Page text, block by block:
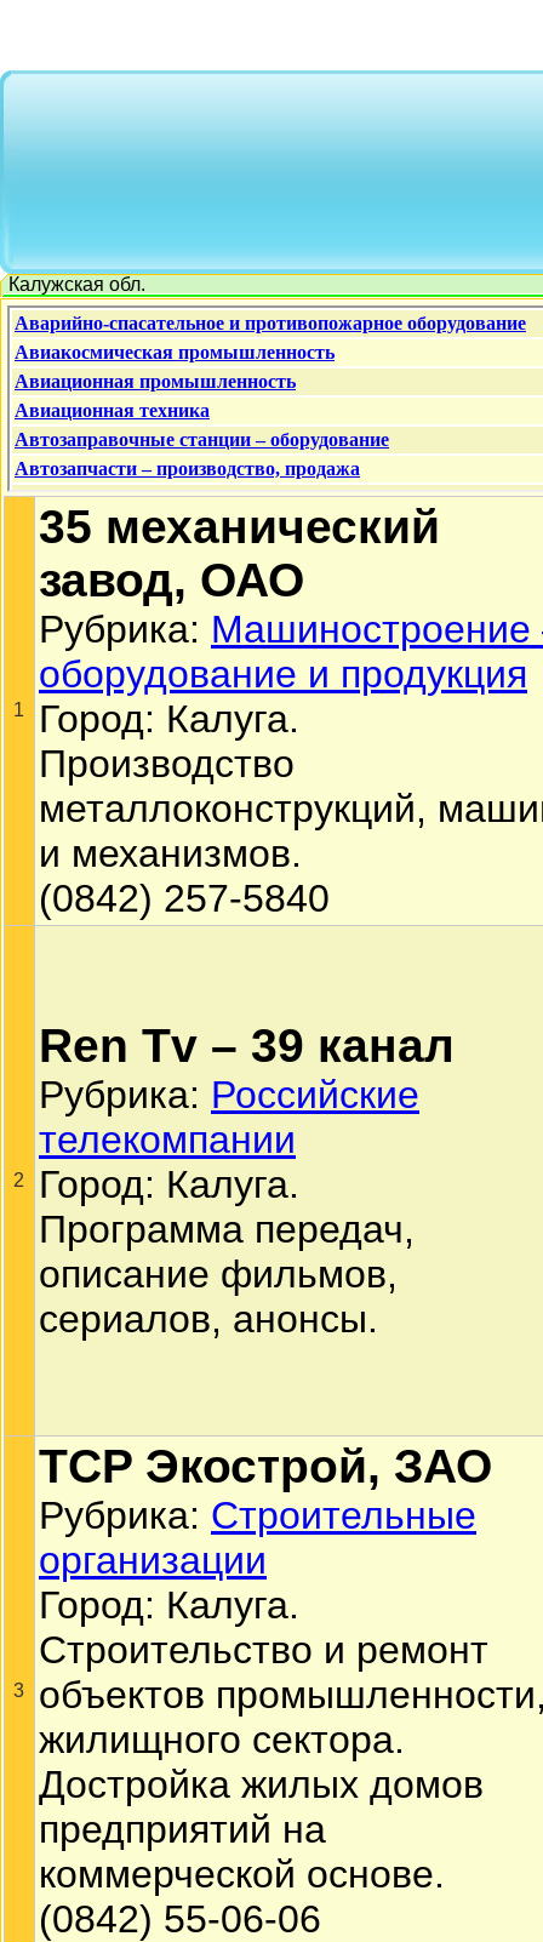
Калужская обл.
1
35 механический
завод, ОАО
Рубрика: Машиностроение
оборудование и продукция
Город: Калуга.
Производство
металлоконструкций,
и механизмов.
(0842) 257-5840
2
Ren Tv – 39 канал
Рубрика: Российские
телекомпании
Город: Калуга.
Программа передач,
описание фильмов,
сериалов, анонсы.
3
TCP Экострой, ЗАО
Рубрика: Строительные
организации
Город: Калуга.
Строительство и ремонт
объектов
жилищного сектора.
Достройка жилых домов
предприятий на
коммерческой основе.
(0842) 55-06-06